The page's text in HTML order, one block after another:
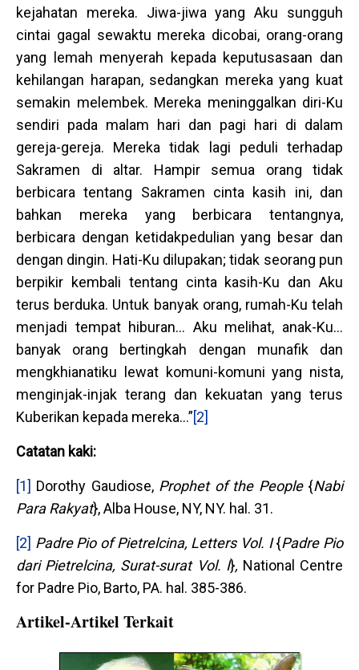
kejahatan mereka. Jiwa-jiwa yang Aku sungguh
cintai gagal sewaktu mereka dicobai, orang-orang
yang lemah menyerah kepada keputusasaan dan
kehilangan harapan, sedangkan mereka yang kuat
semakin melembek. Mereka meninggalkan diri-Ku
sendiri pada malam hari dan pagi hari di dalam
gereja-gereja. Mereka tidak lagi peduli terhadap
Sakramen di altar. Hampir semua orang tidak
berbicara tentang Sakramen cinta kasih ini, dan
bahkan mereka yang berbicara tentangnya,
berbicara dengan ketidakpedulian yang besar dan
dengan dingin. Hati-Ku dilupakan; tidak seorang pun
berpikir kembali tentang cinta kasih-Ku dan Aku
terus berduka. Untuk banyak orang, rumah-Ku telah
menjadi tempat hiburan... Aku melihat, anak-Ku...
banyak orang bertingkah dengan munafik dan
mengkhianatiku lewat komuni-komuni yang nista,
menginjak-injak terang dan kekuatan yang terus
Kuberikan kepada mereka...”[2]
Catatan kaki:
[1] Dorothy Gaudiose, Prophet of the People {Nabi
Para Rakyat}, Alba House, NY, NY. hal. 31.
[2] Padre Pio of Pietrelcina, Letters Vol. I{Padre Pio
dari Pietrelcina, Surat-surat Vol. I}, National Centre
for Padre Pio, Barto, PA. hal. 385-386.
Artikel-Artikel Terkait